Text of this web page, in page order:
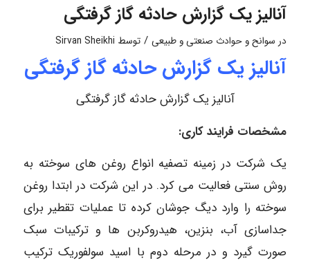
آنالیز یک گزارش حادثه گاز گرفتگی
در سوانح و حوادث صنعتی و طبیعی / توسط Sirvan Sheikhi
آنالیز یک گزارش حادثه گاز گرفتگی
آنالیز یک گزارش حادثه گاز گرفتگی
مشخصات فرایند کاری:
یک شرکت در زمینه تصفیه انواع روغن های سوخته به
روش سنتی فعالیت می کرد. در این شرکت در ابتدا روغن
سوخته را وارد دیگ جوشان کرده تا عملیات تقطیر برای
جداسازی آب، بنزین، هیدروکربن ها و ترکیبات سبک
صورت گیرد و در مرحله دوم با اسید سولفوریک ترکیب